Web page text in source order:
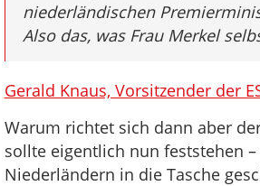
niederländischen
Also das, was Frau Merkel
Gerald Knaus, Vorsitzender der
Warum richtet sich dann aber
sollte eigentlich nun feststehen
Niederländern in die Tasche